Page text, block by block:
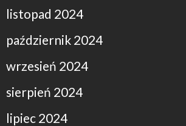
listopad 2024
październik 2024
wrzesień 2024
sierpień 2024
lipiec 2024